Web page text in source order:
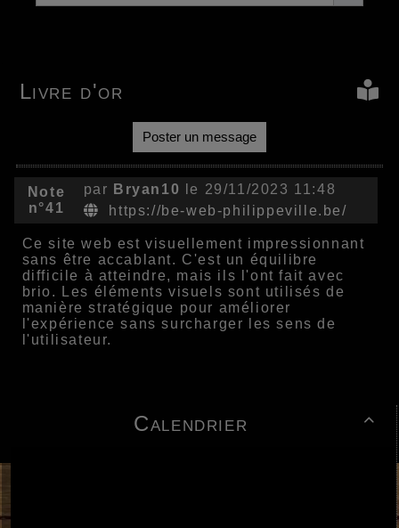

Calendrier
Livre d'or
Poster un message
Note
n°41
par Bryan10
le 29/11/2023 11:48
https://be-web-philippeville.be/
Ce site web est visuellement impressionnant
sans être accablant. C'est un équilibre
difficile à atteindre, mais ils l'ont fait avec
brio. Les éléments visuels sont utilisés de
manière stratégique pour améliorer
l'expérience sans surcharger les sens de
l'utilisateur.